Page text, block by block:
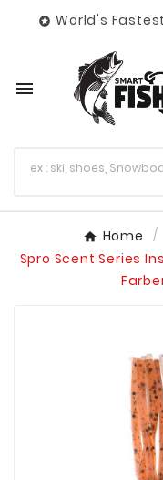
 World's

Home
Spro Scent Series